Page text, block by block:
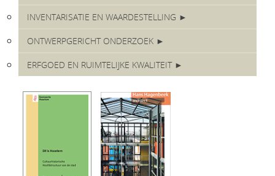
INVENTARISATIE EN WAARDESTELLING ►
ONTWERPGERICHT ONDERZOEK ►
ERFGOED EN RUIMTELIJKE KWALITEIT ►